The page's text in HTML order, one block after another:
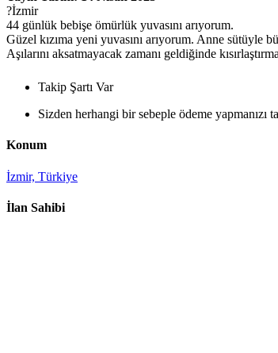
?İzmir
44 günlük bebişe ömürlük yuvasını arıyorum.
Güzel kızıma yeni yuvasını arıyorum. Anne
Aşılarını aksatmayacak zamanı geldiğinde
Takip Şartı Var
Sizden herhangi bir sebeple ödeme yapmanızı
Konum
İzmir, Türkiye
İlan Sahibi